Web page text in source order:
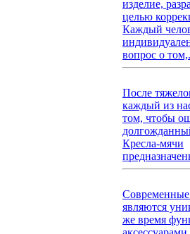
изделие,
целью
Каждый
вопрос о
После
каждый из
том, чтобы
Кресла-мячи
являются
же время